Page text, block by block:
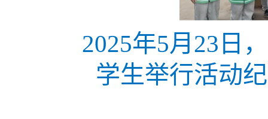
2025年5月23日
学生举行活动